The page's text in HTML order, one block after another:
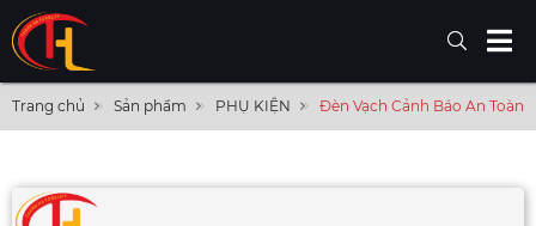
Trang chủ Sản phẩm PHỤ KIỆN Đèn Vạch Cảnh Báo An Toàn